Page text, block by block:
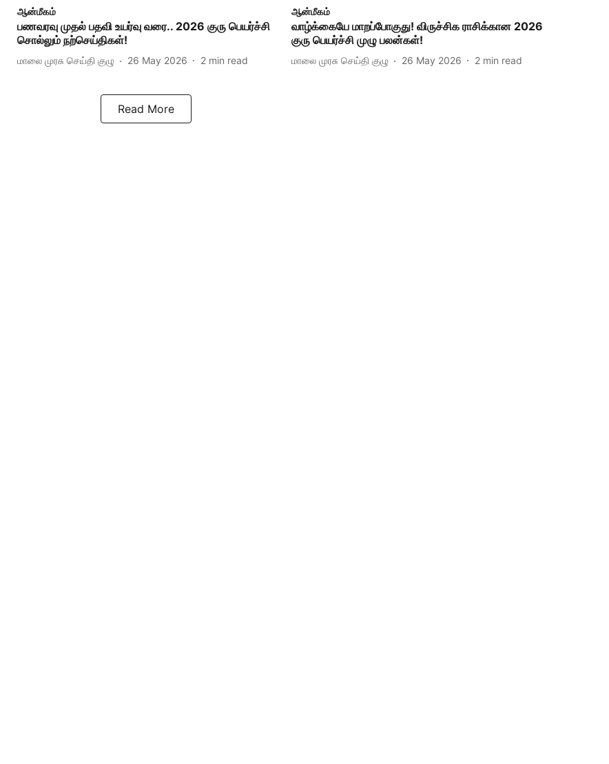
ஆன்மீகம்
பணவரவு முதல் பதவி உயர்வு வரை.. 2026 குரு பெயர்ச்சி
சொல்லும் நற்செய்திகள்!
மாலை முரசு செய்தி குழு 26 May 2026 2 min read
ஆன்மீகம்
வாழ்க்கையே மாறப்போகுது! விருச்சிக ராசிக்கான 2026
குரு பெயர்ச்சி முழு பலன்கள்!
மாலை முரசு செய்தி குழு 26 May 2026 2 min read
Read More